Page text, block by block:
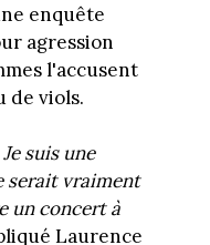
enquête
agression
l'accusent
de viols.
suis une
serait vraiment
un concert à
Laurence